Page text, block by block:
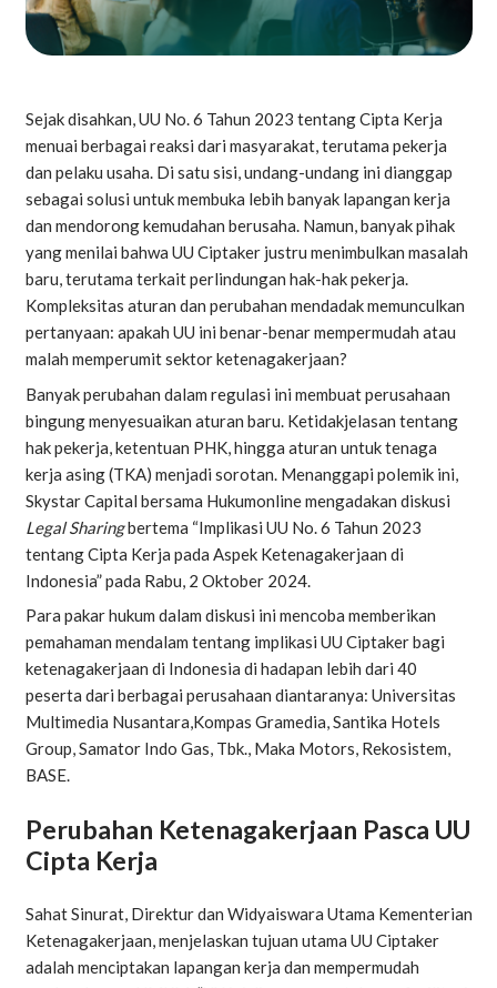
Sejak disahkan, UU No. 6 Tahun 2023 tentang Cipta Kerja
menuai berbagai reaksi dari masyarakat, terutama pekerja
dan pelaku usaha. Di satu sisi, undang-undang ini dianggap
sebagai solusi untuk membuka lebih banyak lapangan kerja
dan mendorong kemudahan berusaha. Namun, banyak pihak
yang menilai bahwa UU Ciptaker justru menimbulkan masalah
baru, terutama terkait perlindungan hak-hak pekerja.
Kompleksitas aturan dan perubahan mendadak memunculkan
pertanyaan: apakah UU ini benar-benar mempermudah atau
malah memperumit sektor ketenagakerjaan?
Banyak perubahan dalam regulasi ini membuat perusahaan
bingung menyesuaikan aturan baru. Ketidakjelasan tentang
hak pekerja, ketentuan PHK, hingga aturan untuk tenaga
kerja asing (TKA) menjadi sorotan. Menanggapi polemik ini,
Skystar Capital bersama Hukumonline mengadakan diskusi
Legal Sharingbertema “Implikasi UU No. 6 Tahun 2023
tentang Cipta Kerja pada Aspek Ketenagakerjaan di
Indonesia” pada Rabu, 2 Oktober 2024.
Para pakar hukum dalam diskusi ini mencoba memberikan
pemahaman mendalam tentang implikasi UU Ciptaker bagi
ketenagakerjaan di Indonesia di hadapan lebih dari 40
peserta dari berbagai perusahaan diantaranya: Universitas
Multimedia Nusantara,Kompas Gramedia, Santika Hotels
Group, Samator Indo Gas, Tbk., Maka Motors, Rekosistem,
BASE.
Perubahan Ketenagakerjaan Pasca UU
Cipta Kerja
Sahat Sinurat, Direktur dan Widyaiswara Utama Kementerian
Ketenagakerjaan, menjelaskan tujuan utama UU Ciptaker
adalah menciptakan lapangan kerja dan mempermudah